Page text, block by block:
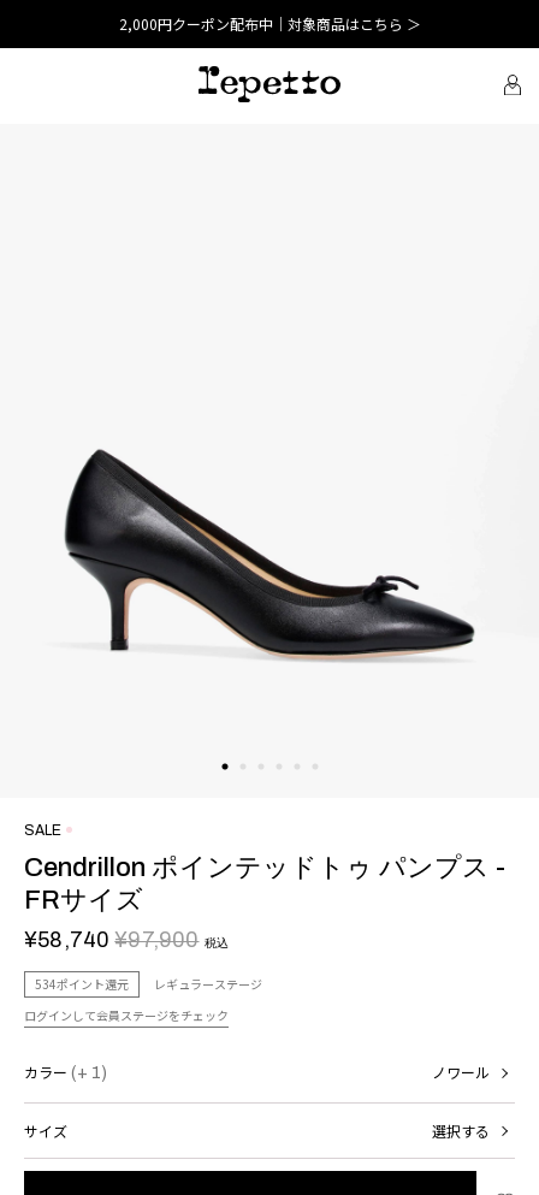
2,000円クーポン配布中｜対象商品はこちら ＞
SALE
Cendrillon ポインテッドトゥ パンプス -
FRサイズ
¥58,740 ¥97,900 税込
534ポイント還元
レギュラーステージ
ログインして会員ステージをチェック
カラー (+ 1) ノワール
サイズ 選択する